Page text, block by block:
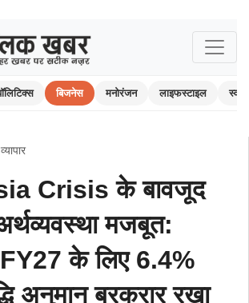
बिजनेस मनोरंजन लाइफस्टाइल
व्यापार
Crisis के बावजूद
मजबूत:
के लिए 6.4%
अनुमान बरकरार रखा